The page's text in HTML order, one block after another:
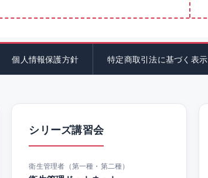
個人情報保護方針 特定商取引法に基づく表示
シリーズ講習会
衛生管理者（第一種・第二種）